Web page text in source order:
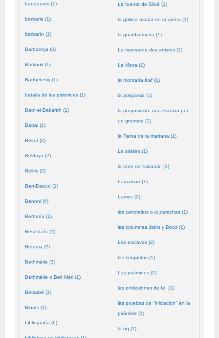
banqueros (1)
barbarie (1)
barbarín (1)
Barbarroja (2)
Barkouk (1)
Barthélemy (1)
batalla de las pirámides (1)
Batn-el-Bakarah (1)
Battal (1)
Beirut (2)
Bekfaya (2)
Belkis (2)
Ben-Daoud (1)
Benoni (4)
Berbería (1)
Besestaín (1)
Betania (2)
Bethmérie (3)
Bethmérie o Beit Meri (1)
Betsabé (1)
Bibars (1)
bibliografía (6)
La fuente de Siloé (1)
la gallina asada en la arena (1)
la guardia muda (1)
La mansarde des artistes (1)
La Meca (1)
la montaña Kaf (1)
la poligamia (1)
la proposición: una esclava por
un grumete (1)
la Reina de la mañana (1)
La sirafeh (1)
la torre de Fakardin (1)
Lamartine (1)
Lamec (2)
las cancrelats o cucarachas (1)
las columnas Jakin y Booz (1)
Las esclavas (2)
las langostas (1)
Las pirámides (2)
las profesiones de fe. (1)
las pruebas de "iniciación" en la
pirámide (1)
laʿūq (1)